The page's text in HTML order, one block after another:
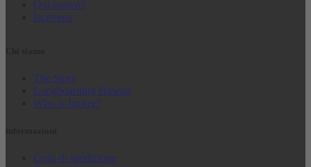
Qui nuovo?
Iscriversi
The Story
Longboarding Hawaii
Who is Jucker?
Costi di spedizione